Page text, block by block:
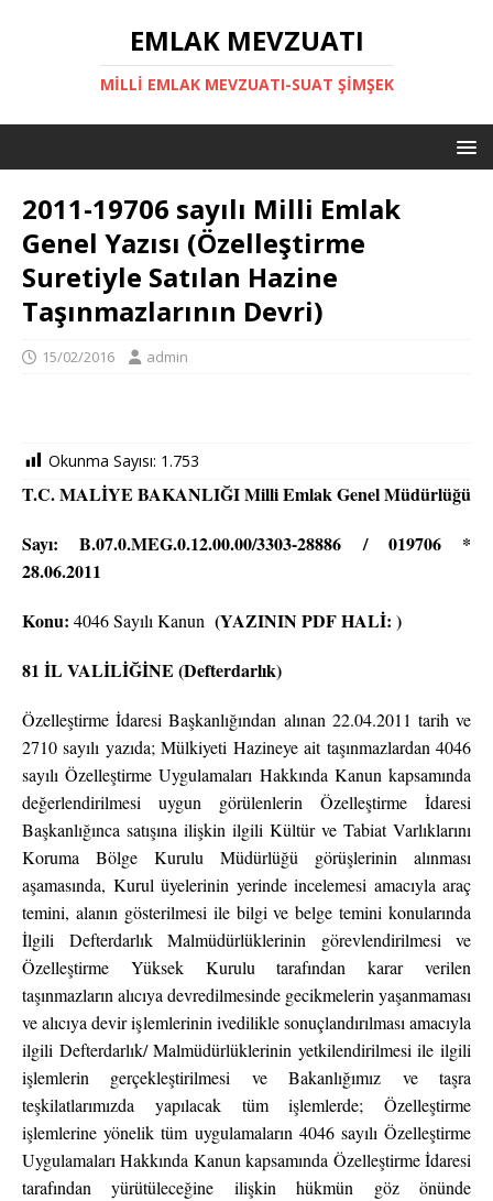
EMLAK MEVZUATI
MILLI EMLAK MEVZUATI-SUAT ŞİMŞEK
2011-19706 sayılı Milli Emlak
Genel Yazısı (Özelleştirme
Suretiyle Satılan Hazine
Taşınmazlarının Devri)
15/02/2016 admin
Okunma Sayısı: 1.753
T.C. MALİYE BAKANLIĞI Milli Emlak Genel Müdürlüğü
Sayı: B.07.0.MEG.0.12.00.00/3303-28886 / 019706 *
28.06.2011
Konu: 4046 Sayılı Kanun (YAZININ PDF HALİ: )
81 İL VALİLİĞİNE (Defterdarlık)
Özelleştirme İdaresi Başkanlığından alınan 22.04.2011 tarih ve
2710 sayılı yazıda; Mülkiyeti Hazineye ait taşınmazlardan 4046
sayılı Özelleştirme Uygulamaları Hakkında Kanun kapsamında
değerlendirilmesi uygun görülenlerin Özelleştirme İdaresi
Başkanlığınca satışına ilişkin ilgili Kültür ve Tabiat Varlıklarını
Koruma Bölge Kurulu Müdürlüğü görüşlerinin alınması
aşamasında, Kurul üyelerinin yerinde incelemesi amacıyla araç
temini, alanın gösterilmesi ile bilgi ve belge temini konularında
İlgili Defterdarlık Malmüdürlüklerinin görevlendirilmesi ve
Özelleştirme Yüksek Kurulu tarafından karar verilen
taşınmazların alıcıya devredilmesinde gecikmelerin yaşanmaması
ve alıcıya devir işlemlerinin ivedilikle sonuçlandırılması amacıyla
ilgili Defterdarlık/ Malmüdürlüklerinin yetkilendirilmesi ile ilgili
işlemlerin gerçekleştirilmesi ve Bakanlığımız ve taşra
teşkilatlarımızda yapılacak tüm işlemlerde; Özelleştirme
işlemlerine yönelik tüm uygulamaların 4046 sayılı Özelleştirme
Uygulamaları Hakkında Kanun kapsamında Özelleştirme İdaresi
tarafından yürütüleceğine ilişkin hükmün göz önünde